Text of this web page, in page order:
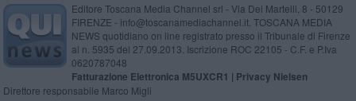
Editore Toscana Media Channel srl - Via Dei Martelli, 8 - 50129
FIRENZE - info@toscanamediachannel.it. TOSCANA MEDIA
NEWS quotidiano on line registrato presso il Tribunale di Firenze
al n. 5935 del 27.09.2013. Iscrizione ROC 22105 - C.F. e P.Iva
0620787048
Fatturazione Elettronica M5UXCR1 | Privacy Nielsen
Direttore responsabile Marco Migli